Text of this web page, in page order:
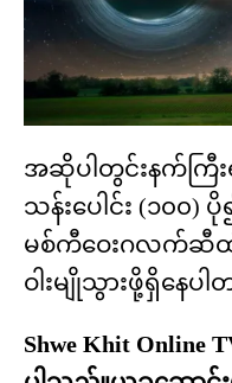
အဆိုပါတွင်းနက်က
သန်းပေါင်း (၁၀၀)
မစ်ကီဝေးဂလက်ဆီ
ဝါးမျိုသွားဖို့ရှိနေပ
Shwe Khit